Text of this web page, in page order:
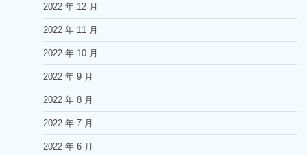
2022 年 12 月
2022 年 11 月
2022 年 10 月
2022 年 9 月
2022 年 8 月
2022 年 7 月
2022 年 6 月